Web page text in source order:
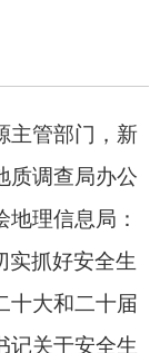
全生
安全生
的发展
以行业
现就有
全